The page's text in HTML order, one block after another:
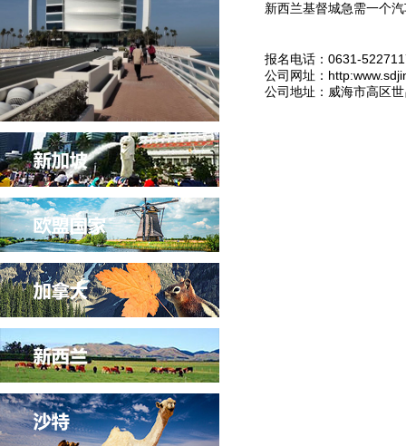
新西兰基督城急需一个
报名电话：0631-
公司网址：
公司地址：威海市